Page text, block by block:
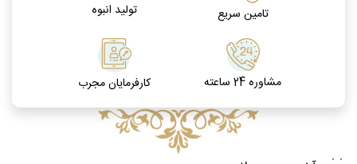
تامین سریع تولید انبوه
مشاوره 24 ساعته کارفرمایان مجرب